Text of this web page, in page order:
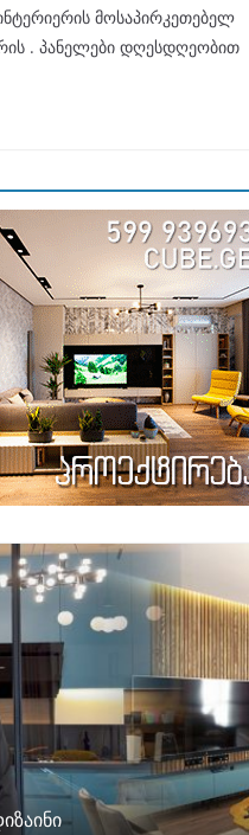
მოსაპირკეთებელ
. პანელები დღესდღეობით